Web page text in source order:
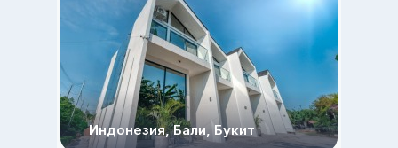
Индонезия, Бали, Букит